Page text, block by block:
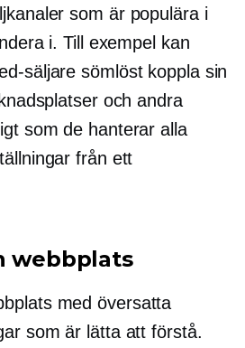
som är populära i
i. Till exempel kan
säljare sömlöst koppla sin
och andra
som de hanterar alla
från ett
webbplats
med översatta
som är lätta att förstå.